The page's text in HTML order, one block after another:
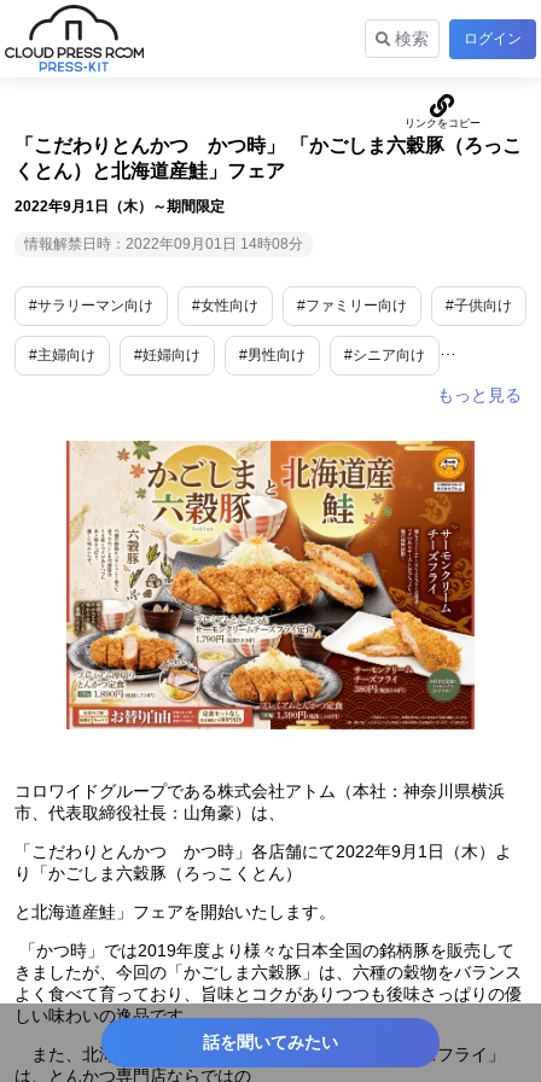
検索 ログイン
「こだわりとんかつ かつ時」 「かごしま六穀豚（ろっこ
くとん）と北海道産鮭」フェア
2022年9月1日（木）～期間限定
情報解禁日時：2022年09月01日 14時08分
#サラリーマン向け #女性向け #ファミリー向け #子供向け
#主婦向け #妊婦向け #男性向け #シニア向け
#期間限定
#新商品・サービス
コロワイドグループである株式会社アトム（本社：神奈川県横浜
市、代表取締役社長：山角豪）は、
「こだわりとんかつ かつ時」各店舗にて2022年9月1日（木）よ
り「かごしま六穀豚（ろっこくとん）
と北海道産鮭」フェアを開始いたします。
「かつ時」では2019年度より様々な日本全国の銘柄豚を販売して
きましたが、今回の「かごしま六穀豚」は、六種の穀物をバランス
よく食べて育っており、旨味とコクがありつつも後味さっぱりの優
しい味わいの逸品です。
また、北海道産鮭を使った「サーモンクリームチーズフライ」
は、とんかつ専門店ならではの
話を聞いてみたい